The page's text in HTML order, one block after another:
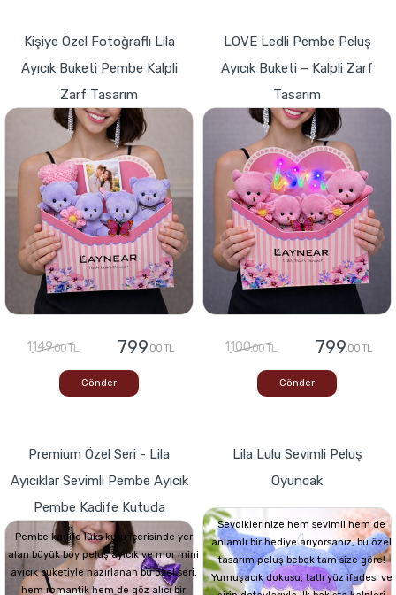
Kişiye Özel Fotoğraflı Lila
Ayıcık Buketi Pembe Kalpli
Zarf Tasarım
1149,00 TL 799,00 TL
Gönder
LOVE Ledli Pembe Peluş
Ayıcık Buketi – Kalpli Zarf
Tasarım
1100,00 TL 799,00 TL
Gönder
Premium Özel Seri - Lila
Ayıcıklar Sevimli Pembe Ayıcık
Pembe Kadife Kutuda
Pembe kadife lüks kutu içerisinde yer
alan büyük boy peluş ayıcık ve mor mini
ayıcık buketiyle hazırlanan bu özel seri,
hem romantik hem de göz alıcı bir
Lila Lulu Sevimli Peluş
Oyuncak
Sevdiklerinize hem sevimli hem de
anlamlı bir hediye arıyorsanız, bu özel
tasarım peluş bebek tam size göre!
Yumuşacık dokusu, tatlı yüz ifadesi ve